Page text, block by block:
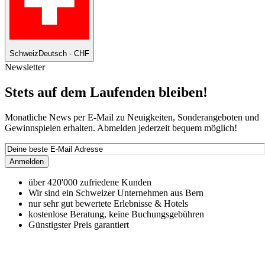
Schweiz Deutsch - CHF
Newsletter
Stets auf dem Laufenden bleiben!
Monatliche News per E-Mail zu Neuigkeiten, Sonderangeboten und
Gewinnspielen erhalten. Abmelden jederzeit bequem möglich!
Anmelden
über 420'000 zufriedene Kunden
Wir sind ein Schweizer Unternehmen aus Bern
nur sehr gut bewertete Erlebnisse & Hotels
kostenlose Beratung, keine Buchungsgebühren
Günstigster Preis garantiert